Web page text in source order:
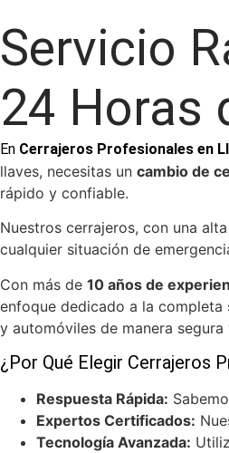
Servicio
24 Horas
En Cerrajeros Profesionales en
llaves, necesitas un cambio de
rápido y confiable.
Nuestros cerrajeros, con una
cualquier situación de
Con más de 10 años de
enfoque dedicado a la completa
y automóviles de manera segura
¿Por Qué Elegir Cerrajeros
Respuesta Rápida:
Expertos Certificados:
Tecnología Avanzada: